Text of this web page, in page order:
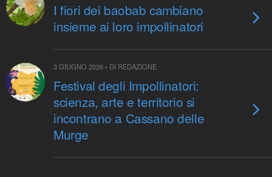
I fiori dei baobab cambiano
insieme ai loro impollinatori
3 GIUGNO 2026 • DI REDAZIONE
Festival degli Impollinatori:
scienza, arte e territorio si
incontrano a Cassano delle
Murge